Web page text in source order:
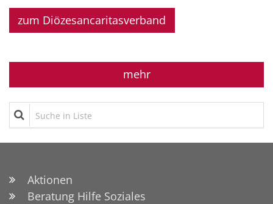
zum Diözesancaritasverband
mehr
Suche in Liste
Aktionen
Beratung Hilfe Soziales